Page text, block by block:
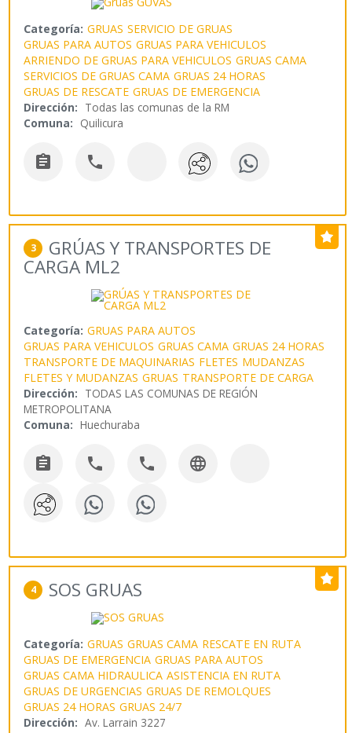
Categoría: GRUAS SERVICIO DE GRUAS
GRUAS PARA AUTOS GRUAS PARA VEHICULOS
ARRIENDO DE GRUAS PARA VEHICULOS GRUAS CAMA
SERVICIOS DE GRUAS CAMA GRUAS 24 HORAS
GRUAS DE RESCATE GRUAS DE EMERGENCIA
Dirección: Todas las comunas de la RM
Comuna: Quilicura
 
3 GRÚAS Y TRANSPORTES DE
CARGA ML2
Categoría: GRUAS PARA AUTOS
GRUAS PARA VEHICULOS GRUAS CAMA GRUAS 24 HORAS
TRANSPORTE DE MAQUINARIAS FLETES MUDANZAS
FLETES Y MUDANZAS GRUAS TRANSPORTE DE CARGA
Dirección: TODAS LAS COMUNAS DE REGIÓN
METROPOLITANA
Comuna: Huechuraba
   
4 SOS GRUAS
Categoría: GRUAS GRUAS CAMA RESCATE EN RUTA
GRUAS DE EMERGENCIA GRUAS PARA AUTOS
GRUAS CAMA HIDRAULICA ASISTENCIA EN RUTA
GRUAS DE URGENCIAS GRUAS DE REMOLQUES
GRUAS 24 HORAS GRUAS 24/7
Dirección: Av. Larrain 3227